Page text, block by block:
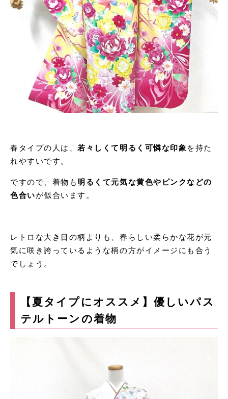
春タイプの人は、若々しくて 明るく可憐な印象 を持た
れやすいです。
ですので、着物も 明るくて元気な黄色やピンクなどの
色合いが似合います。
レトロな大き目の柄よりも、春らしい柔らかな花が元
気に咲き誇っているような柄の方がイメージにも合う
でしょう。
【夏タイプにオススメ】優しいパス
テルトーンの着物